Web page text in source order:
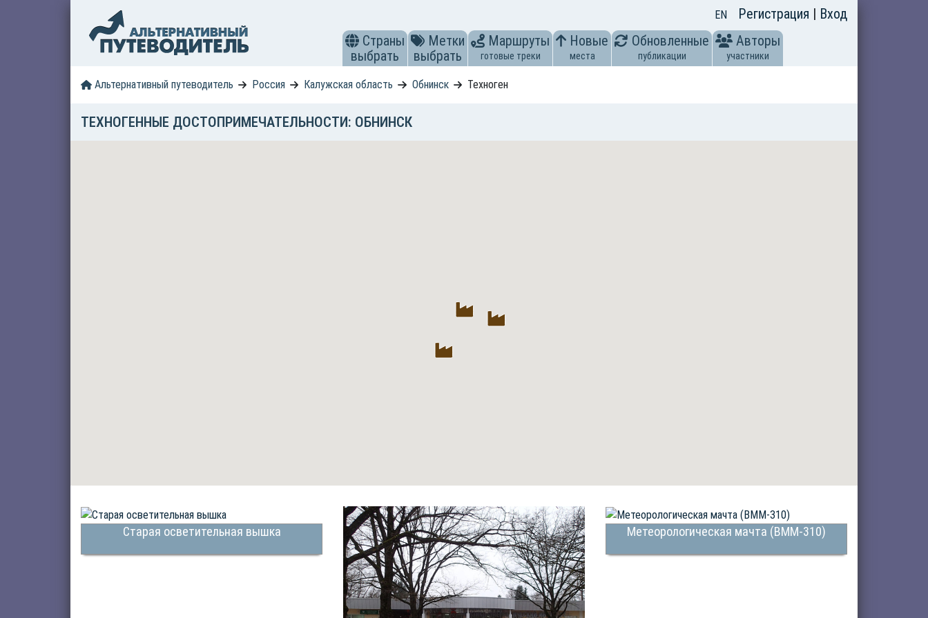
EN Регистрация | Вход
Страны
выбрать
Метки
выбрать
Маршруты
готовые треки
Новые
места
Обновленные
публикации
Авторы
участники
Альтернативный путеводитель Россия Калужская область Обнинск Техноген
ТЕХНОГЕННЫЕ ДОСТОПРИМЕЧАТЕЛЬНОСТИ: ОБНИНСК
Старая осветительная вышка Метеорологическая мачта (ВММ-310)